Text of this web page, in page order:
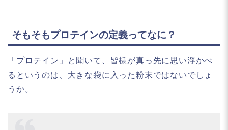
そもそもプロテインの定義ってなに？
「プロテイン」と聞いて、皆様が真っ先に思い浮かべ
るというのは、大きな袋に入った粉末ではないでしょ
うか。